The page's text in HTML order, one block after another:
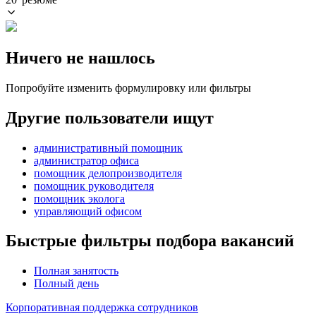
Ничего не нашлось
Попробуйте изменить формулировку или фильтры
Другие пользователи ищут
административный помощник
администратор офиса
помощник делопроизводителя
помощник руководителя
помощник эколога
управляющий офисом
Быстрые фильтры подбора вакансий
Полная занятость
Полный день
Корпоративная поддержка сотрудников